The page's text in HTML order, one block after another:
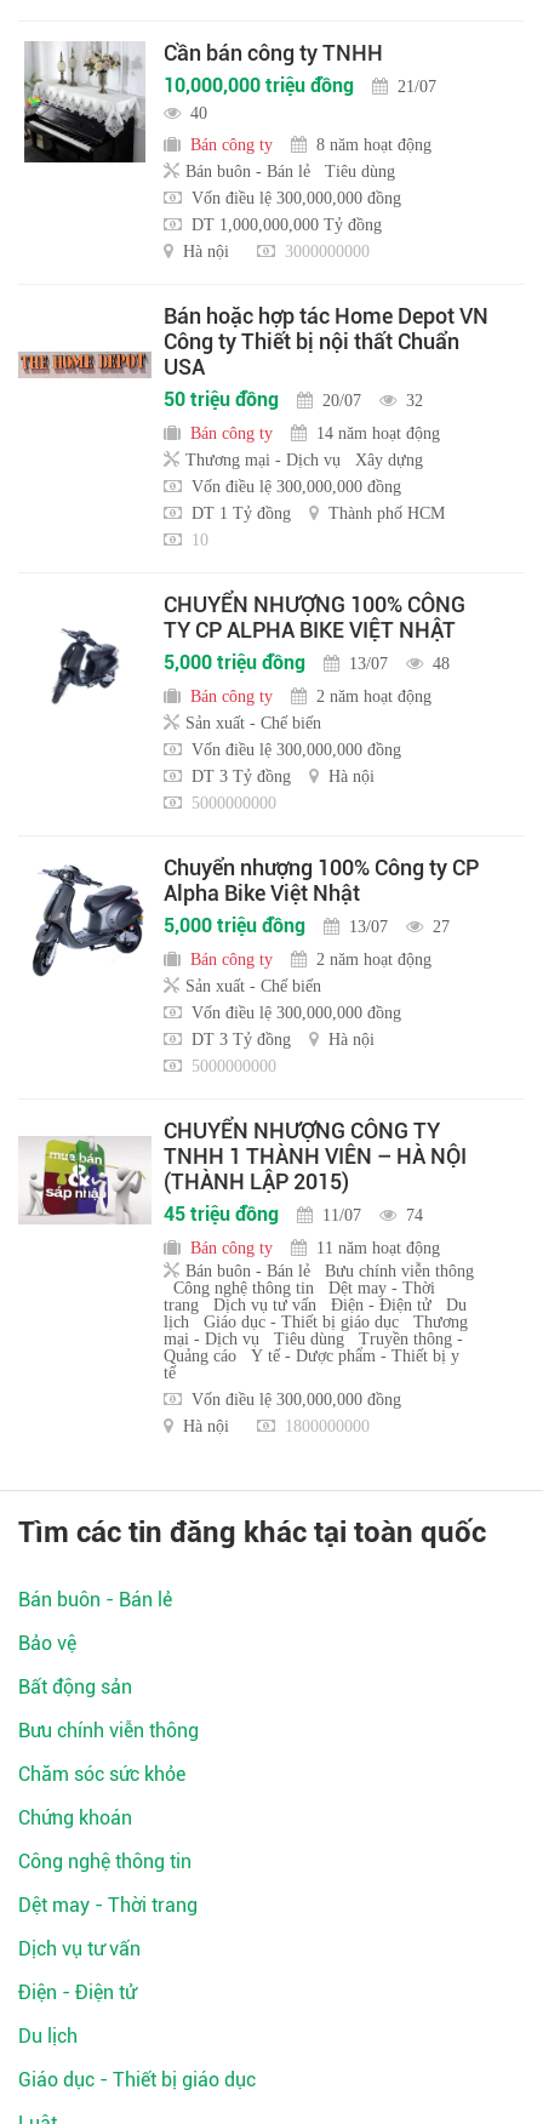
Cần bán công ty TNHH
10,000,000 triệu đồng
21/07
40
Bán công ty
8 năm hoạt động
Bán buôn - Bán lẻ
Tiêu dùng
Vốn điều lệ 300,000,000 đồng
DT 1,000,000,000 Tỷ đồng
Hà nội
3000000000
Bán hoặc hợp tác Home Depot VN
Công ty Thiết bị nội thất Chuẩn
USA
50 triệu đồng 20/07
32
Bán công ty
14 năm hoạt động
Thương mại - Dịch vụ
Xây dựng
Vốn điều lệ 300,000,000 đồng
DT 1 Tỷ đồng
Thành phố HCM
10
CHUYỂN NHƯỢNG 100% CÔNG
TY CP ALPHA BIKE VIỆT NHẬT
5,000 triệu đồng 13/07
48
Bán công ty
2 năm hoạt động
Sản xuất - Chế biến
Vốn điều lệ 300,000,000 đồng
DT 3 Tỷ đồng
Hà nội
5000000000
Chuyển nhượng 100% Công ty CP
Alpha Bike Việt Nhật
5,000 triệu đồng 13/07
27
Bán công ty
2 năm hoạt động
Sản xuất - Chế biến
Vốn điều lệ 300,000,000 đồng
DT 3 Tỷ đồng
Hà nội
5000000000
CHUYỂN NHƯỢNG CÔNG TY
TNHH 1 THÀNH VIÊN – HÀ NỘI
(THÀNH LẬP 2015)
45 triệu đồng 11/07
74
Bán công ty
11 năm hoạt động
Bán buôn - Bán lẻ
Bưu chính viễn thông
Công nghệ thông tin
Dệt may - Thời
trang
Dịch vụ tư vấn Điện - Điện tử
Du
lịch
Giáo dục - Thiết bị giáo dục
Thương
mại - Dịch vụ
Tiêu dùng
Truyền thông -
Quảng cáo
Y tế - Dược phẩm - Thiết bị y
tế
Vốn điều lệ 300,000,000 đồng
Hà nội
1800000000
Tìm các tin đăng khác tại toàn quốc
Bán buôn - Bán lẻ
Bảo vệ
Bất động sản
Bưu chính viễn thông
Chăm sóc sức khỏe
Chứng khoán
Công nghệ thông tin
Dệt may - Thời trang
Dịch vụ tư vấn
Điện - Điện tử
Du lịch
Giáo dục - Thiết bị giáo dục